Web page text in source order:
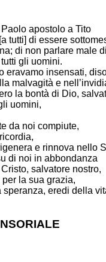
apostolo a Tito
tutti] di essere
di non parlare male
gli uomini.
eravamo insensati,
malvagità e
la bontà di Dio,
uomini,
da noi compiute,
e rinnova nello
di noi in abbondanza
salvatore nostro,
la sua grazia,
eredi della